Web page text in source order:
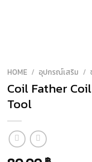
HOME / อุปกรณ์เสริม /
Coil Father
Tool